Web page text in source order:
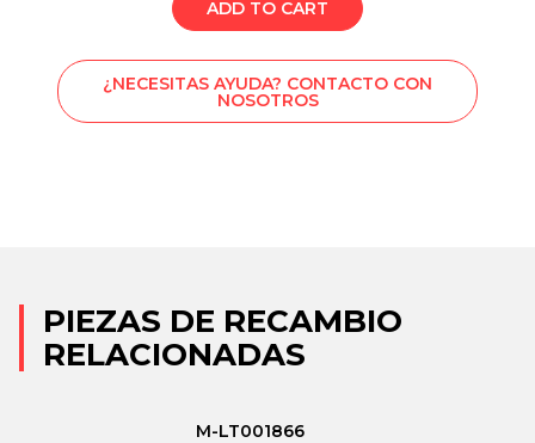
ADD TO CART
¿NECESITAS AYUDA? CONTACTO CON
NOSOTROS
PIEZAS DE RECAMBIO
RELACIONADAS
M-LT001866